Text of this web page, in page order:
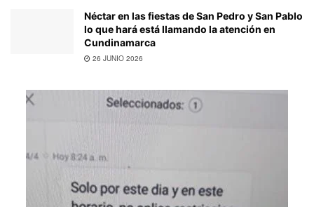
Néctar en las fiestas de San Pedro y San Pablo
lo que hará está llamando la atención en
Cundinamarca
26 JUNIO 2026